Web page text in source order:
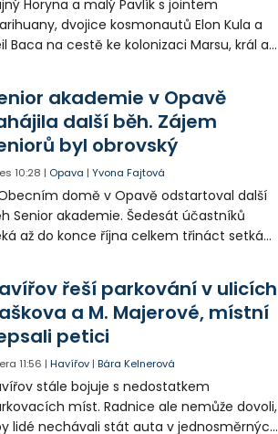
Horyna a malý Pavlík s jointem
dvojice kosmonautů Elon Kula a
Baca na cestě ke kolonizaci Marsu, král a
a místostarosta David Kula.
akademie v Opavě
další běh. Zájem
byl obrovský
10:28 | Opava |Yvona Fajtová
domě v Opavě odstartoval další
Senior akademie. Šedesát účastníků
až do konce října celkem třináct setkání
Na závěr převezmou úspěšní
certifikáty o absolvování studia a
dárky.
řeší parkování v ulicích
a M. Majerové, místní
petici
11:56 |Havířov |Bára Kelnerová
stále bojuje s nedostatkem
míst. Radnice ale nemůže dovoli,
lidé nechávali stát auta v jednosměrných